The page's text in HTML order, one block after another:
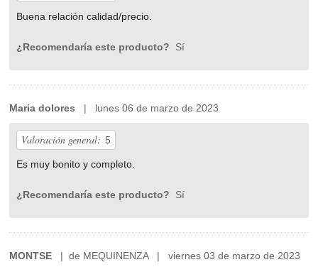
Buena relación calidad/precio.
¿Recomendaría este producto? Sí
Maria dolores | lunes 06 de marzo de 2023
Valoración general: 5
Es muy bonito y completo.
¿Recomendaría este producto? Sí
MONTSE | de MEQUINENZA | viernes 03 de marzo de 2023